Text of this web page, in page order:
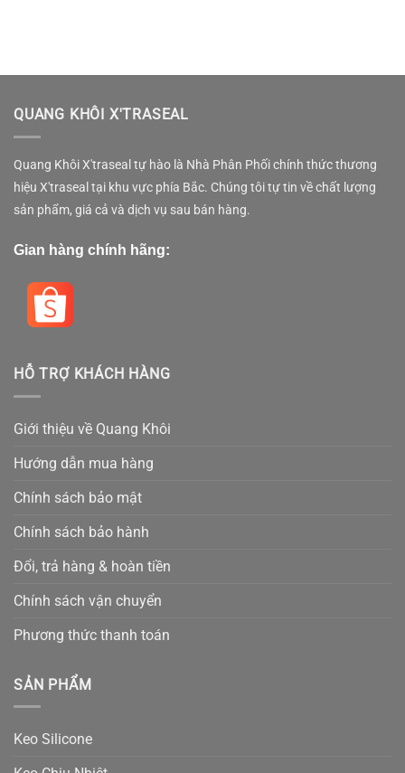
QUANG KHÔI X'TRASEAL
Quang Khôi X'traseal tự hào là Nhà Phân Phối chính thức thương
hiệu X'traseal tại khu vực phía Bắc. Chúng tôi tự tin về chất lượng
sản phẩm, giá cả và dịch vụ sau bán hàng.
Gian hàng chính hãng:
HỖ TRỢ KHÁCH HÀNG
Giới thiệu về Quang Khôi
Hướng dẫn mua hàng
Chính sách bảo mật
Chính sách bảo hành
Đổi, trả hàng & hoàn tiền
Chính sách vận chuyển
Phương thức thanh toán
SẢN PHẨM
Keo Silicone